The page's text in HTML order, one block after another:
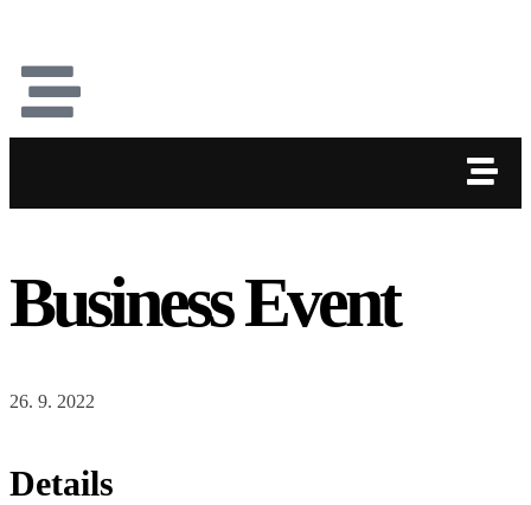
Business Event
26. 9. 2022
Details